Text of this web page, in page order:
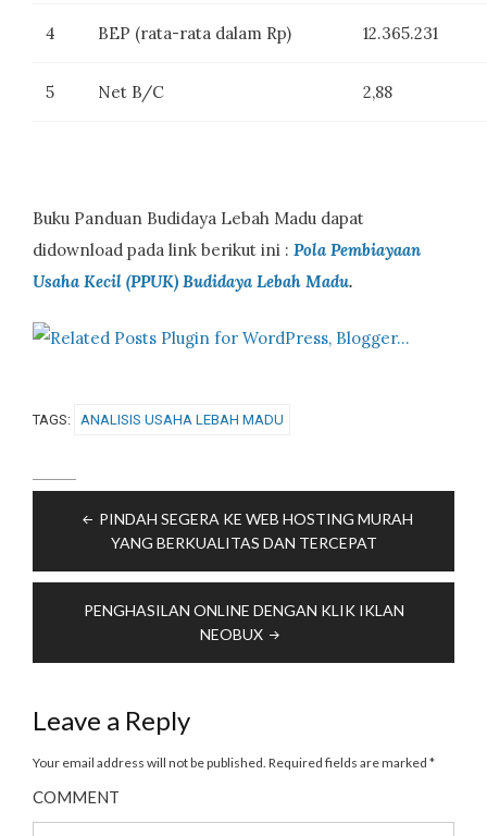
4 BEP (rata-rata dalam Rp) 12.365.231
5 Net B/C 2,88
Buku Panduan Budidaya Lebah Madu dapat
didownload pada link berikut ini : Pola Pembiayaan
Usaha Kecil (PPUK) Budidaya Lebah Madu.
TAGS: ANALISIS USAHA LEBAH MADU
navigationPINDAH SEGERA KE WEB HOSTING MURAH
YANG BERKUALITAS DAN TERCEPAT
PENGHASILAN ONLINE DENGAN KLIK IKLAN
NEOBUX
Leave a Reply
Your email address will not be published. Required fields are marked *
COMMENT